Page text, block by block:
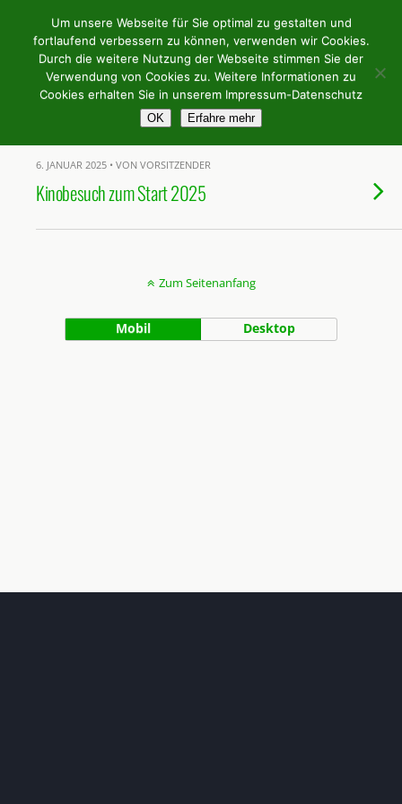
Weingilde Bergstrasse e.V.
Tags › Straßburg Weinfreunde
6. JANUAR 2025 • VON VORSITZENDER
Kinobesuch zum Start 2025
Zum Seitenanfang
Mobil Desktop
Um unsere Webseite für Sie optimal zu gestalten und
fortlaufend verbessern zu können, verwenden wir Cookies.
Durch die weitere Nutzung der Webseite stimmen Sie der
Verwendung von Cookies zu. Weitere Informationen zu
Cookies erhalten Sie in unserem Impressum-Datenschutz
OK Erfahre mehr